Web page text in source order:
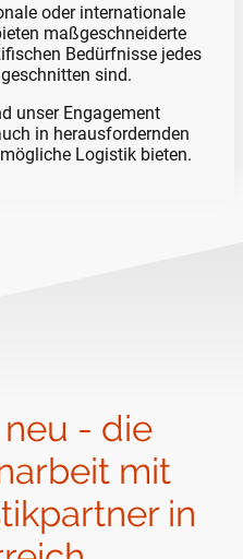
oder internationale
maßgeschneiderte
Bedürfnisse jedes
sind.
unser Engagement
in herausfordernden
Logistik bieten.
- die
mit
in